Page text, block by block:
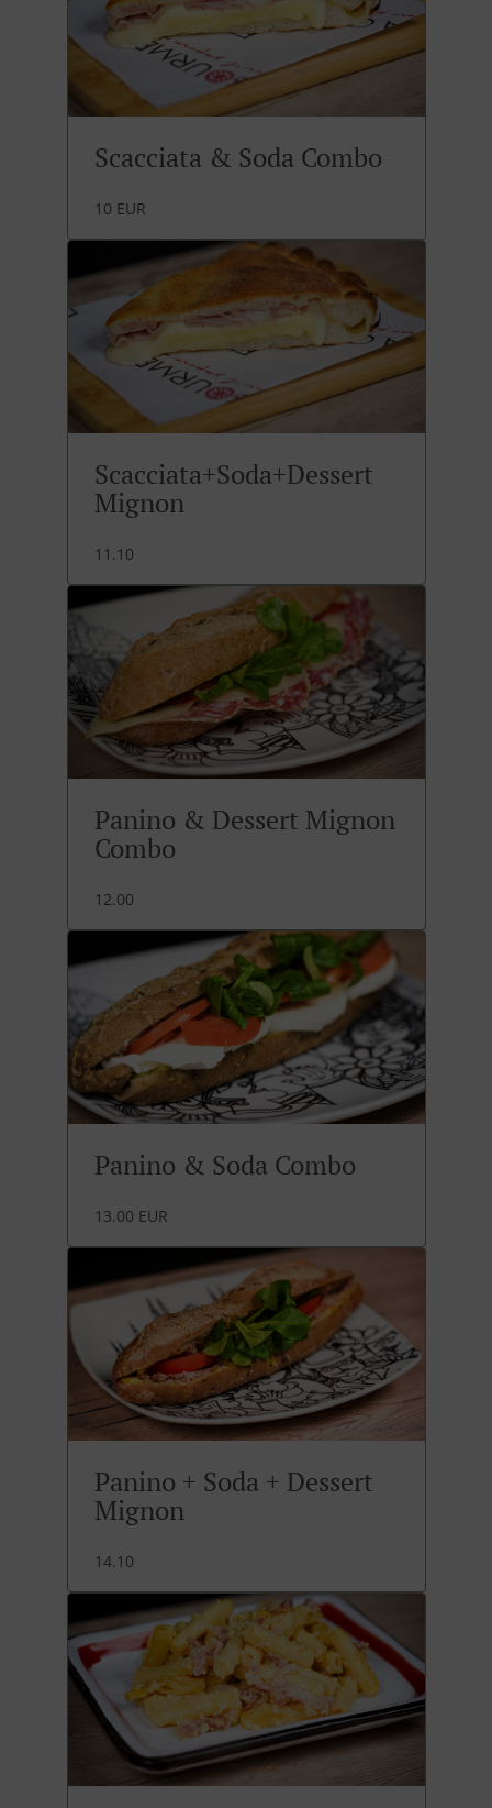
Scacciata & Soda Combo
10 EUR
Scacciata+Soda+Dessert
Mignon
11.10
Panino & Dessert Mignon
Combo
12.00
Panino & Soda Combo
13.00 EUR
Panino + Soda + Dessert
Mignon
14.10